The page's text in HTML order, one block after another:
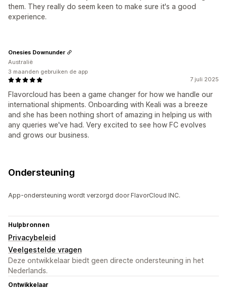
them. They really do seem keen to make sure it's a good
experience.
7 juli 2025
Flavorcloud has been a game changer for how we handle our
international shipments. Onboarding with Keali was a breeze
and she has been nothing short of amazing in helping us with
any queries we've had. Very excited to see how FC evolves
and grows our business.
Onesies Downunder
Australië
3 maanden gebruiken de app
Ondersteuning
App-ondersteuning wordt verzorgd door FlavorCloud INC.
Hulpbronnen
Privacybeleid
Veelgestelde vragen
Deze ontwikkelaar biedt geen directe ondersteuning in het
Nederlands.
Ontwikkelaar